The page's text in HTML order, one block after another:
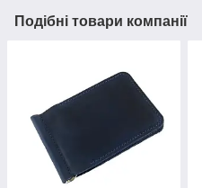
Подібні товари компанії